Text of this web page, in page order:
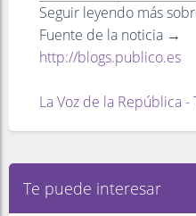
Seguir leyendo más
Fuente de la noticia →
http://blogs.publico.es
La Voz de la República -
Te puede interesar